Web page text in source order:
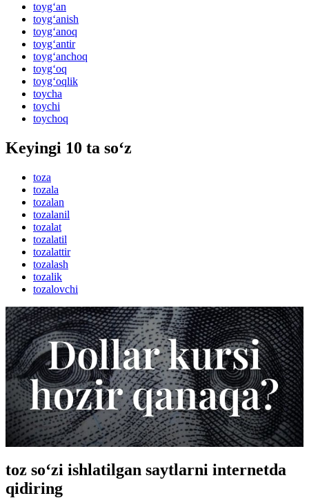
toyg‘an
toyg‘anish
toyg‘anoq
toyg‘antir
toyg‘anchoq
toyg‘oq
toyg‘oqlik
toycha
toychi
toychoq
Keyingi 10 ta so‘z
toza
tozala
tozalan
tozalanil
tozalat
tozalatil
tozalattir
tozalash
tozalik
tozalovchi
toz so‘zi ishlatilgan saytlarni internetda
qidiring